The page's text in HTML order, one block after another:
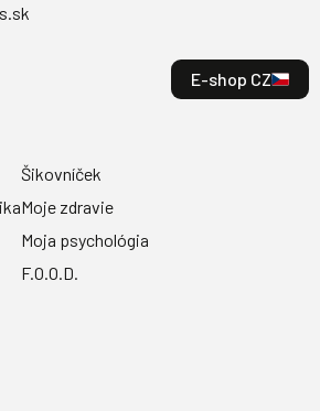
E-shop CZ
Šikovníček
Moje zdravie
Moja psychológia
F.O.O.D.